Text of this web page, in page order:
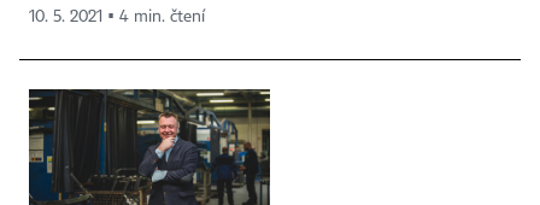
10. 5. 2021 ▪ 4 min. čtení